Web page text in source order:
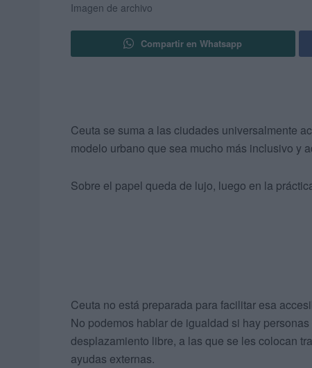
Imagen de archivo
Compartir en Whatsapp
Ceuta se suma a las ciudades universalmente
modelo urbano que sea mucho más inclusivo y
Sobre el papel queda de lujo, luego en la
Ceuta no está preparada para facilitar esa
No podemos hablar de igualdad si hay
desplazamiento libre, a las que se les colocan
ayudas externas.